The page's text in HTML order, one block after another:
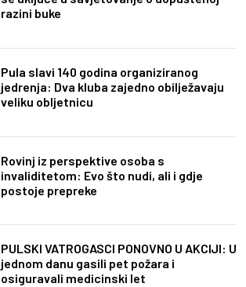
razini buke
Pula slavi 140 godina organiziranog
jedrenja: Dva kluba zajedno obilježavaju
veliku obljetnicu
Rovinj iz perspektive osoba s
invaliditetom: Evo što nudi, ali i gdje
postoje prepreke
PULSKI VATROGASCI PONOVNO U AKCIJI: U
jednom danu gasili pet požara i
osiguravali medicinski let